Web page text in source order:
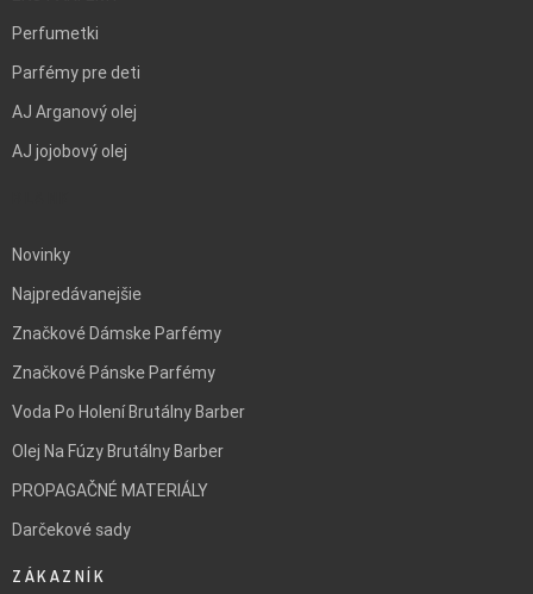
Perfumetki
Parfémy pre deti
AJ Arganový olej
AJ jojobový olej
Novinky
Najpredávanejšie
Značkové Dámske Parfémy
Značkové Pánske Parfémy
Voda Po Holení Brutálny Barber
Olej Na Fúzy Brutálny Barber
PROPAGAČNÉ MATERIÁLY
Darčekové sady
ZÁKAZNÍK